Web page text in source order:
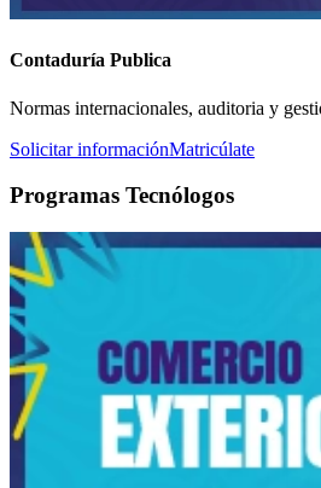
Contaduría Publica
Normas internacionales, auditoria y
Solicitar informaciónMatricúlate
Programas Tecnólogos